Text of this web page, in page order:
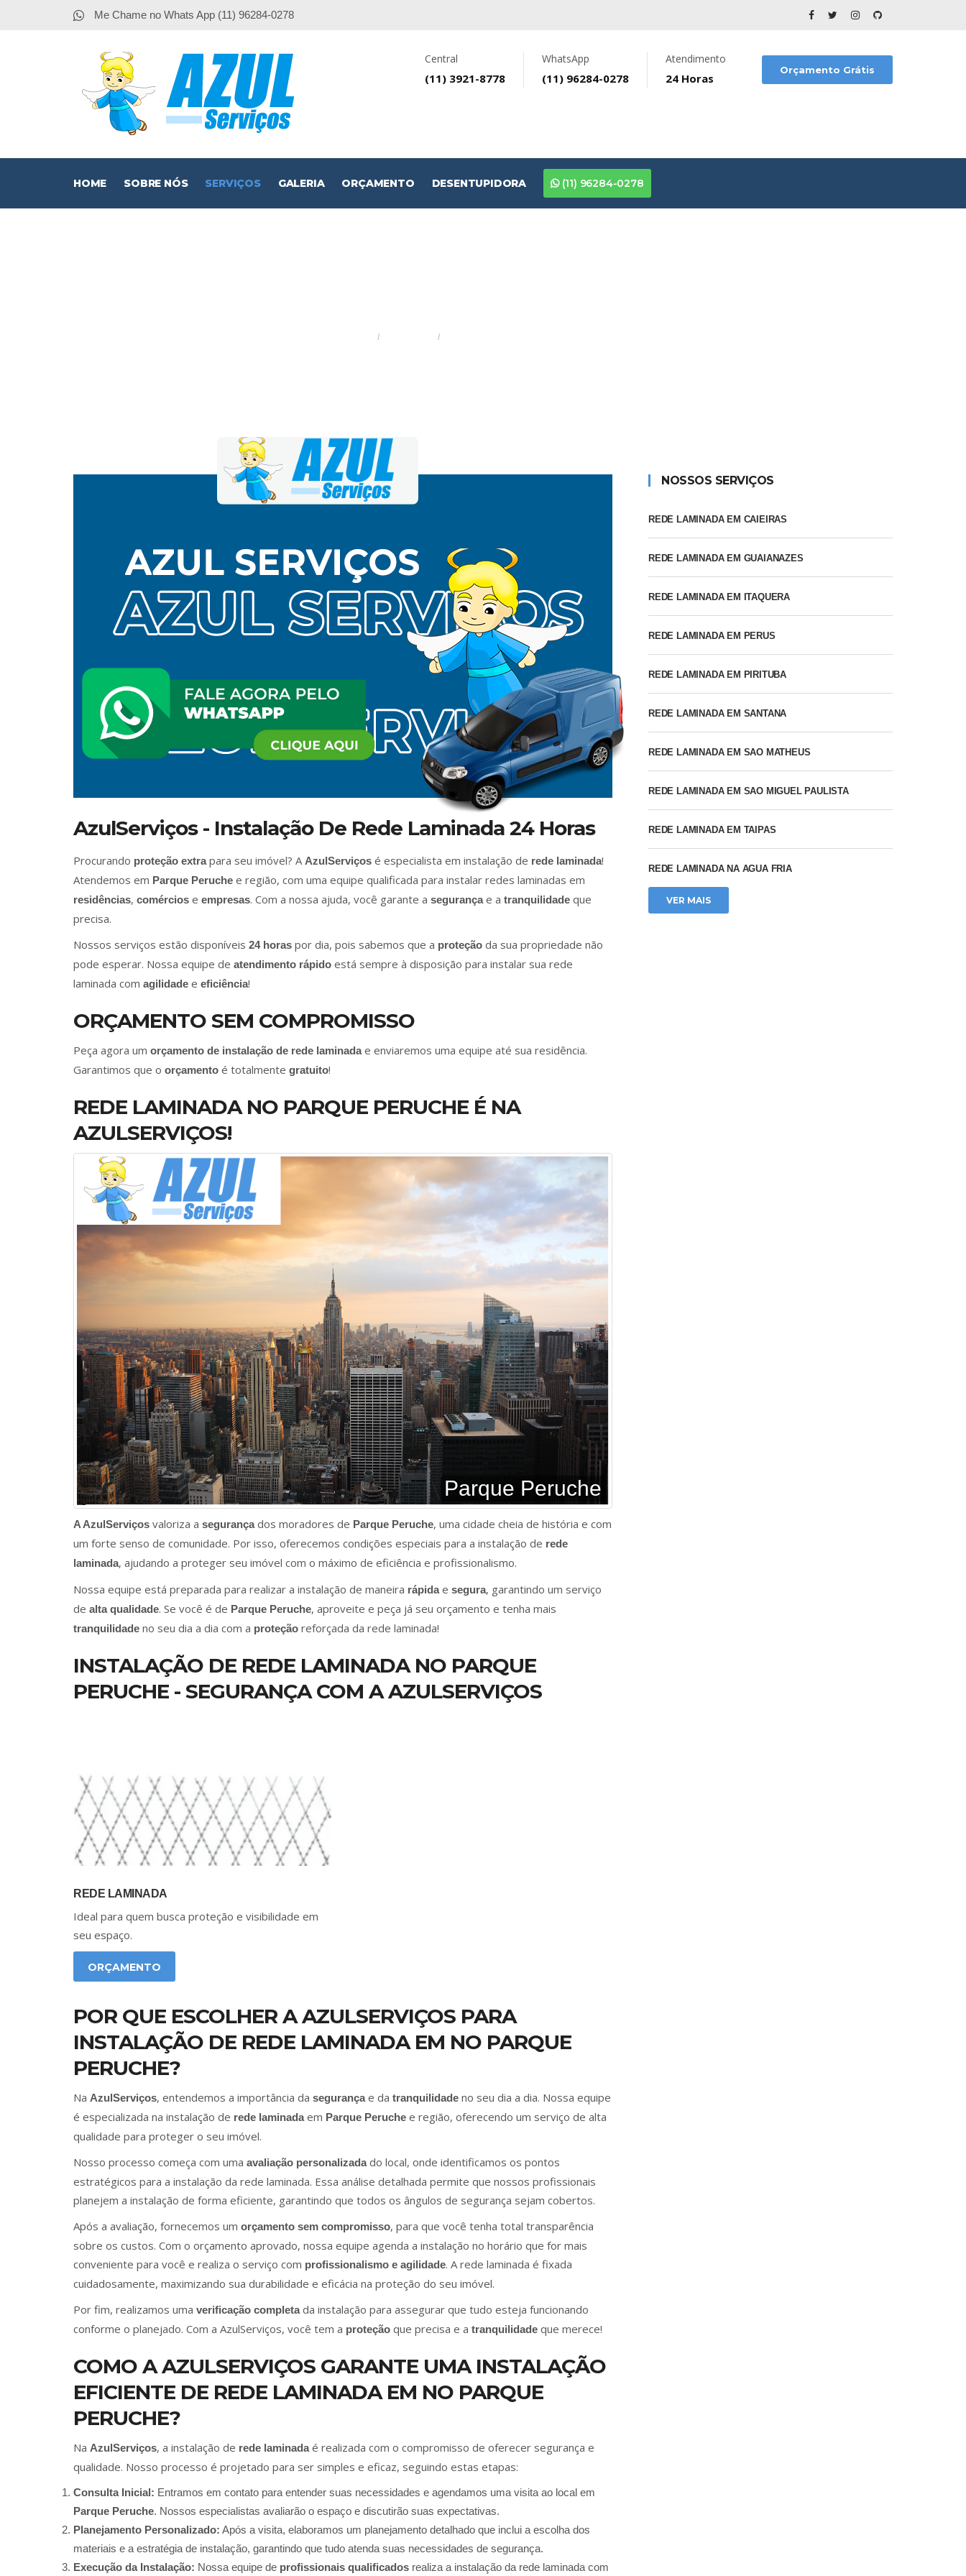
Me Chame no Whats App (11) 96284-0278
Central
(11) 3921-8778
WhatsApp
(11) 96284-0278
Atendimento
24 Horas
Orçamento Grátis
HOME SOBRE NÓS SERVIÇOS GALERIA ORÇAMENTO DESENTUPIDORA (11) 96284-0278
AzulServiços - Instalação De Rede Laminada 24 Horas
Procurando proteção extrapara seu imóvel? A AzulServiços é especialista em instalação de rede laminada!
Atendemos em Parque Peruche e região, com uma equipe qualificada para instalar redes laminadas em
residências, comércios e empresas. Com a nossa ajuda, você garante a segurançae a tranquilidade que
precisa.
Nossos serviços estão disponíveis 24 horas por dia, pois sabemos que a proteção da sua propriedade não
pode esperar. Nossa equipe de atendimento rápido está sempre à disposição para instalar sua rede
laminada com agilidade e eficiência!
ORÇAMENTO SEM COMPROMISSO
Peça agora um orçamento de instalação de rede laminadae enviaremos uma equipe até sua residência.
Garantimos que o orçamento é totalmente gratuito!
REDE LAMINADA NO PARQUE PERUCHE É NA
AZULSERVIÇOS!
Parque Peruche
A AzulServiços valoriza a segurançados moradores de Parque Peruche, uma cidade cheia de história e com
um forte senso de comunidade. Por isso, oferecemos condições especiais para a instalação de rede
laminada, ajudando a proteger seu imóvel com o máximo de eficiência e profissionalismo.
Nossa equipe está preparada para realizar a instalação de maneira rápidae segura, garantindo um serviço
de alta qualidade. Se você é de Parque Peruche, aproveite e peça já seu orçamento e tenha mais
tranquilidade no seu dia a dia com a proteção reforçada da rede laminada!
INSTALAÇÃO DE REDE LAMINADA NO PARQUE
PERUCHE - SEGURANÇA COM A AZULSERVIÇOS
REDE LAMINADA
Ideal para quem busca proteção e visibilidade em
seu espaço.
ORÇAMENTO
POR QUE ESCOLHER A AZULSERVIÇOS PARA
INSTALAÇÃO DE REDE LAMINADA EM NO PARQUE
PERUCHE?
Na AzulServiços, entendemos a importância da segurançae da tranquilidade no seu dia a dia. Nossa equipe
é especializada na instalação de rede laminadaem Parque Peruche e região, oferecendo um serviço de alta
qualidade para proteger o seu imóvel.
Nosso processo começa com uma avaliação personalizadado local, onde identificamos os pontos
estratégicos para a instalação da rede laminada. Essa análise detalhada permite que nossos profissionais
planejem a instalação de forma eficiente, garantindo que todos os ângulos de segurança sejam cobertos.
Após a avaliação, fornecemos um orçamento sem compromisso, para que você tenha total transparência
sobre os custos. Com o orçamento aprovado, nossa equipe agenda a instalação no horário que for mais
conveniente para você e realiza o serviço com profissionalismo e agilidade. A rede laminada é fixada
cuidadosamente, maximizando sua durabilidade e eficácia na proteção do seu imóvel.
Por fim, realizamos uma verificação completada instalação para assegurar que tudo esteja funcionando
conforme o planejado. Com a AzulServiços, você tem a proteção que precisa e a tranquilidade que merece!
COMO A AZULSERVIÇOS GARANTE UMA INSTALAÇÃO
EFICIENTE DE REDE LAMINADA EM NO PARQUE
PERUCHE?
Na AzulServiços, a instalação de rede laminadaé realizada com o compromisso de oferecer segurança e
qualidade. Nosso processo é projetado para ser simples e eficaz, seguindo estas etapas:
Consulta Inicial: Entramos em contato para entender suas necessidades e agendamos uma visita ao local em
Parque Peruche. Nossos especialistas avaliarão o espaço e discutirão suas expectativas.
Planejamento Personalizado: Após a visita, elaboramos um planejamento detalhado que inclui a escolha dos
materiais e a estratégia de instalação, garantindo que tudo atenda suas necessidades de segurança.
Execução da Instalação: Nossa equipe de profissionais qualificados realiza a instalação da rede laminada com
NOSSOS SERVIÇOS
REDE LAMINADA EM CAIEIRAS
REDE LAMINADA EM GUAIANAZES
REDE LAMINADA EM ITAQUERA
REDE LAMINADA EM PERUS
REDE LAMINADA EM PIRITUBA
REDE LAMINADA EM SANTANA
REDE LAMINADA EM SAO MATHEUS
REDE LAMINADA EM SAO MIGUEL PAULISTA
REDE LAMINADA EM TAIPAS
REDE LAMINADA NA AGUA FRIA
VER MAIS